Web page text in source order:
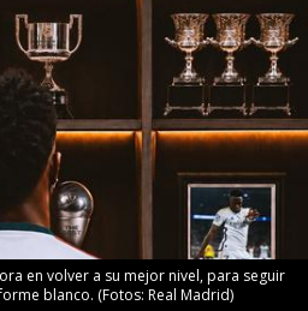
en volver a su mejor nivel, para seguir
blanco. (Fotos: Real Madrid)